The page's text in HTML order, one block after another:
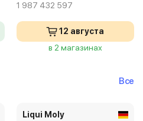
1 987 432 597
12 августа
в 2 магазинах
Все
Liqui Moly